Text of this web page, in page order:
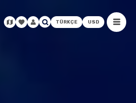
TÜRKÇE USD